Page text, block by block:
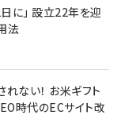
に」 設立22年を迎
法
ない！ お米ギフト
時代のECサイト改